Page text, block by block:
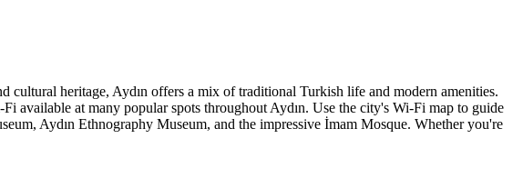
cultural heritage, Aydın offers a mix of traditional Turkish life and modern amenities.
available at many popular spots throughout Aydın. Use the city's Wi-Fi map to guide
Aydın Ethnography Museum, and the impressive İmam Mosque. Whether you're